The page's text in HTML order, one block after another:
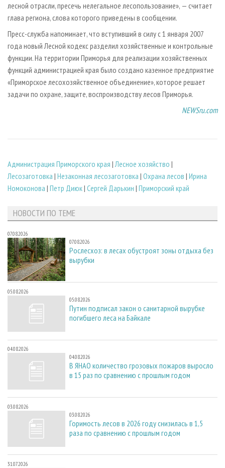
лесной отрасли, пресечь нелегальное лесопользование», — считает
глава региона, слова которого приведены в сообщении.
Пресс-служба напоминает, что вступивший в силу с 1 января 2007
года новый Лесной кодекс разделил хозяйственные и контрольные
функции. На территории Приморья для реализации хозяйственных
функций администрацией края было создано казенное предприятие
«Приморское лесохозяйственное объединение», которое решает
задачи по охране, защите, воспроизводству лесов Приморья.
NEWSru.com
Администрация Приморского края | Лесное хозяйство |
Лесозаготовка | Незаконная лесозаготовка | Охрана лесов | Ирина
Номоконова | Петр Диюк| Сергей Дарькин | Приморский край
НОВОСТИ ПО ТЕМЕ
07.08.2026
07.08.2026
Рослесхоз: в лесах обустроят зоны отдыха без
вырубки
05.08.2026
05.08.2026
Путин подписал закон о санитарной вырубке
погибшего леса на Байкале
04.08.2026
04.08.2026
В ЯНАО количество грозовых пожаров выросло
в 15 раз по сравнению с прошлым годом
03.08.2026
03.08.2026
Горимость лесов в 2026 году снизилась в 1,5
раза по сравнению с прошлым годом
31.07.2026